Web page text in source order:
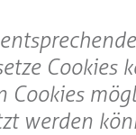
Cookies
Cookies
werden